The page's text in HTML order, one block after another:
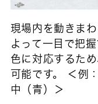
現場内を動きま
よって一目で把
色に対応するた
可能です。 ＜例
中（青）＞